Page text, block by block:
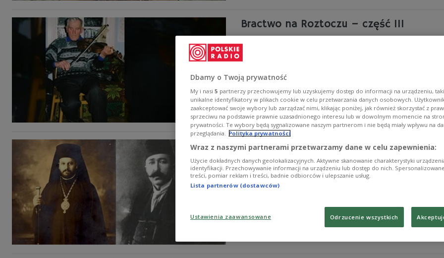
Bractwo na Roztoczu – część III
Pisałem wcześniej odkrywaniu z Bractwem Ubogich
etnomuzyczny. Wprawdzie byliśmy chyba jedynymi
regionu zaczęła istnieć realnie. Warto przypomnieć,
Zobacz więcej na temat:
Śpiew - Hâfız Âşir | Samuel David
Dzisiaj uczta dla miłośników śpiewu tradycyjnego
Canary Record, prowadzonej przez Iana Nagoskiego.
Zobacz więcej na temat:
Dbamy o Twoją prywatność
My i nasi 5 partnerzy przechowujemy lub uzyskujemy dostęp do informacji na urządzeniu,
unikalne identyfikatory w plikach cookie w celu przetwarzania danych osobowych.
zaakceptować swoje wybory lub zarządzać nimi, klikając poniżej, jak również skorzystać z
sprzeciwu na podstawie prawnie uzasadnionego interesu lub w dowolnym momencie na
prywatności. Te wybory będą sygnalizowane naszym partnerom i nie będą miały wpływu na
przeglądania. Polityka prywatności
Wraz z naszymi partnerami przetwarzamy dane w celu zapewnienia:
Użycie dokładnych danych geolokalizacyjnych. Aktywne skanowanie charakterystyki
identyfikacji. Przechowywanie informacji na urządzeniu lub dostęp do nich.
treści, pomiar reklam i treści, badnie odbiorców i ulepszanie usług.
Lista partnerów (dostawców)
Ustawienia zaawansowane Odrzucenie wszystkich